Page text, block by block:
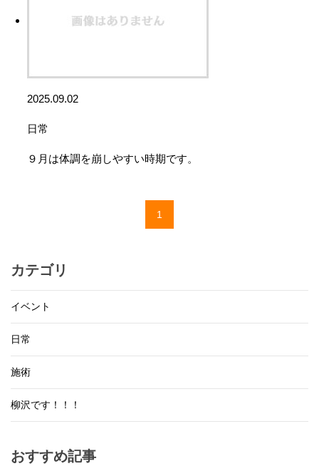
2025.09.02
日常
９月は体調を崩しやすい時期です。
1
カテゴリ
イベント
日常
施術
柳沢です！！！
おすすめ記事